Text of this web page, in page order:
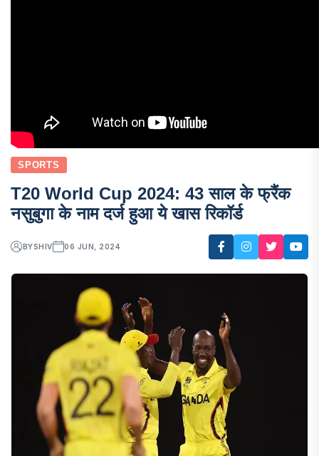
SPORTS
T20 World Cup 2024: 43 साल के फ्रैंक
नसुबुगा के नाम दर्ज हुआ ये खास रिकॉर्ड
BYSHIV 06 JUN, 2024